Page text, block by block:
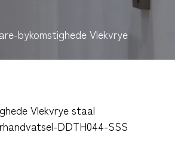
bykomstighede Vlekvrye
Vlekvrye staal
DDTH044-SSS